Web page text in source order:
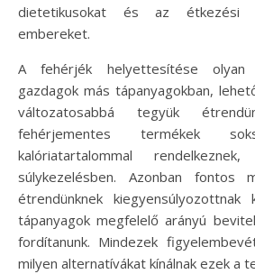
dietetikusokat és az étkezési
embereket.
A fehérjék helyettesítése olyan
gazdagok más tápanyagokban,
változatosabbá tegyük
fehérjementes termékek
kalóriatartalommal
súlykezelésben. Azonban fontos
étrendünknek
tápanyagok megfelelő arányú
fordítanunk. Mindezek
milyen alternatívákat kínálnak ezek a